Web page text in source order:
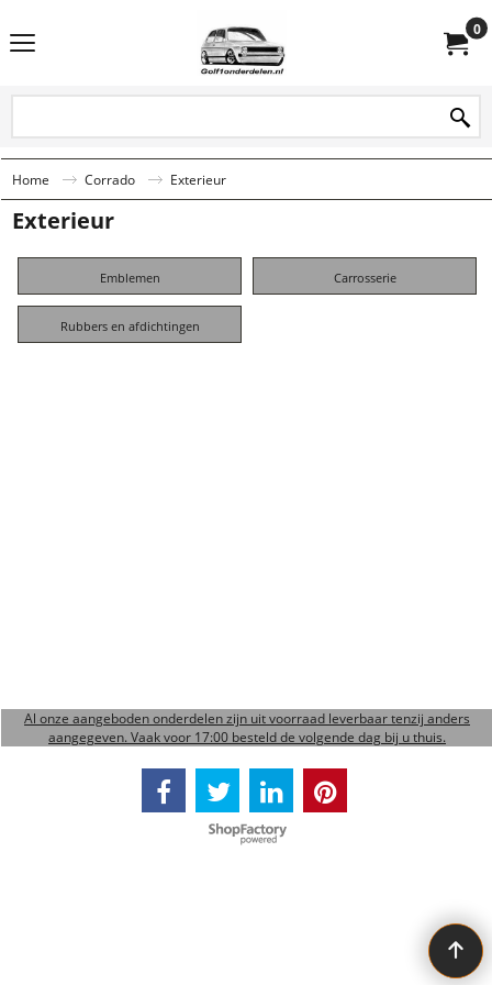
0
Home Corrado Exterieur
Exterieur
Emblemen Carrosserie
Rubbers en afdichtingen
Al onze aangeboden onderdelen zijn uit voorraad leverbaar tenzij anders
aangegeven. Vaak voor 17:00 besteld de volgende dag bij u thuis.
Webwinkel gemaakt met ShopFactory webwinkel software.